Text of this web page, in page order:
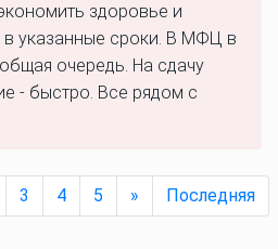
здоровье и
в указанные сроки. В МФЦ в
очередь. На сдачу
- быстро. Все рядом с
3 4 5 » Последняя